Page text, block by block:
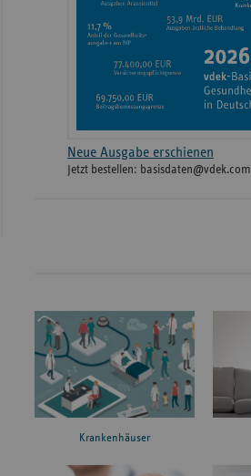
Neue Ausgabe erschienen
Jetzt bestellen: basisdaten@vdek.com
Krankenhäuser